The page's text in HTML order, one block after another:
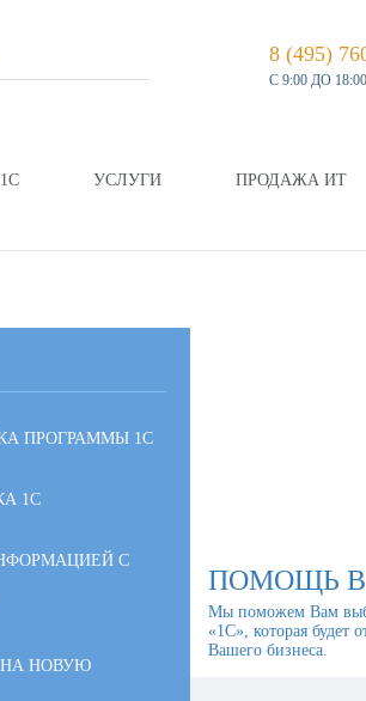
8 (495)
С 9:00 ДО 18:00
УСЛУГИ ПРОДАЖА ИТ
ПРОГРАММЫ 1С
1С
С
НА НОВУЮ
ПОМОЩЬ В
Мы поможем Вам
«1С», которая будет
Вашего бизнеса.